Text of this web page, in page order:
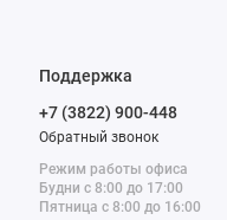
Поддержка
+7 (3822) 900-448
Обратный звонок
Режим работы офиса
Будни с 8:00 до 17:00
Пятница с 8:00 до 16:00